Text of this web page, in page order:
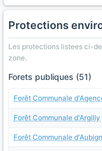
Protections
Les protections listees ci-
zone.
Forets publiques (51)
Forêt Communale
Forêt Communale d'Argilly
Forêt Communale